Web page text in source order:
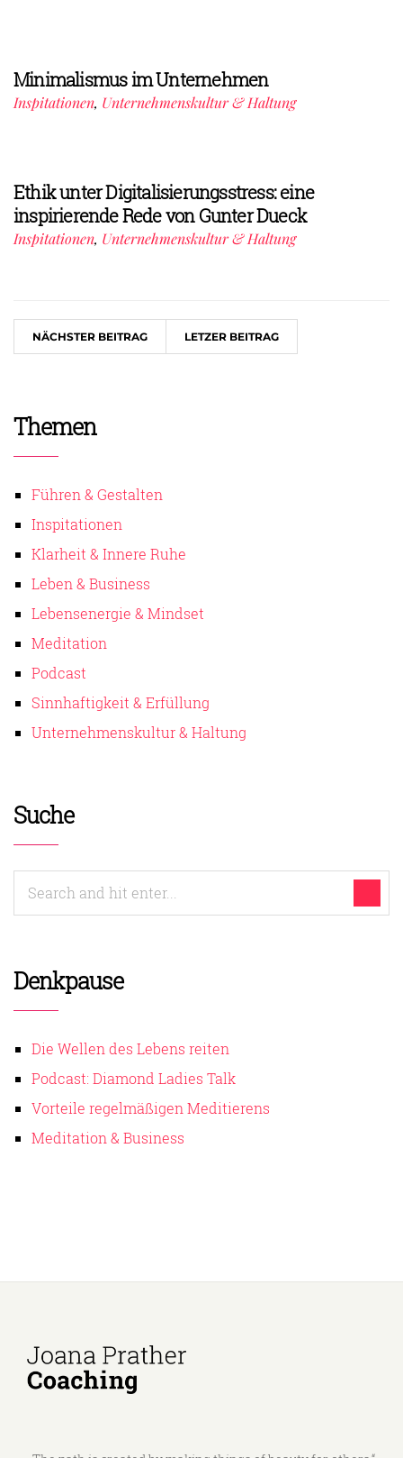
Minimalismus im Unternehmen
Inspitationen, Unternehmenskultur & Haltung
Ethik unter Digitalisierungsstress: eine
inspirierende Rede von Gunter Dueck
Inspitationen, Unternehmenskultur & Haltung
NÄCHSTER BEITRAG LETZER BEITRAG
Themen
Führen & Gestalten
Inspitationen
Klarheit & Innere Ruhe
Leben & Business
Lebensenergie & Mindset
Meditation
Podcast
Sinnhaftigkeit & Erfüllung
Unternehmenskultur & Haltung
Suche
Denkpause
Die Wellen des Lebens reiten
Podcast: Diamond Ladies Talk
Vorteile regelmäßigen Meditierens
Meditation & Business